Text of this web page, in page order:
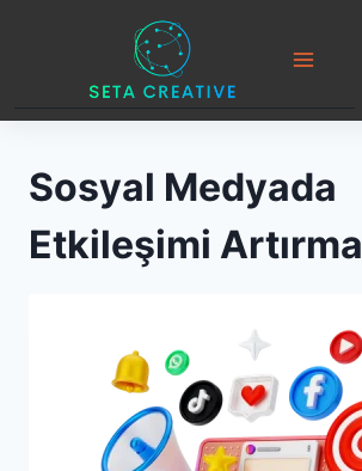
Sosyal Medyada
Etkileşimi Artırma